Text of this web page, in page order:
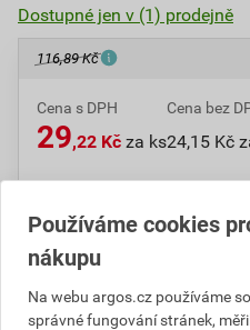
Dostupné jen v (1) prodejně
116,89 Kč
Cena s DPH
29,22 Kč za ks
Cena bez
24,15 Kč
Podobné produkty
Číslo položky: 1000005935
Výrobky značky:
ABB
Používáme cookies
nákupu
Na webu argos.cz používáme
správné fungování stránek,